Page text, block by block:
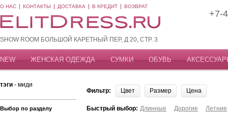
О НАС КОНТАКТЫ ДОСТАВКА В КРЕДИТ ВОЗВРАТ
SHOW ROOM БОЛЬШОЙ КАРЕТНЫЙ ПЕР, Д 20, СТР. 3
+7-
NEW ЖЕНСКАЯ ОДЕЖДА СУМКИ ОБУВЬ
тэги - миди
Выбор по разделу
Фильтр: Цвет Размер Цена
Быстрый выбор: Длинные Дорогие
Летние